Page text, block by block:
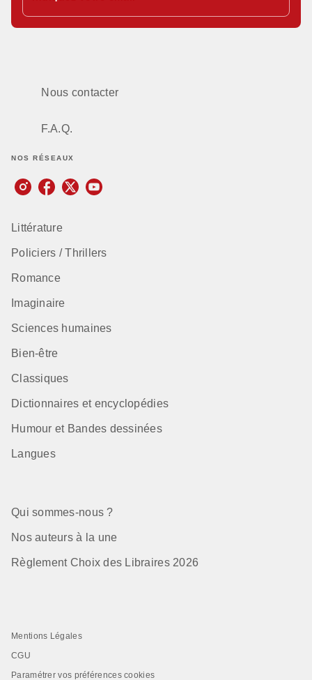
Nous contacter
F.A.Q.
NOS RÉSEAUX
Littérature
Policiers / Thrillers
Romance
Imaginaire
Sciences humaines
Bien-être
Classiques
Dictionnaires et encyclopédies
Humour et Bandes dessinées
Langues
Qui sommes-nous ?
Nos auteurs à la une
Règlement Choix des Libraires 2026
Mentions Légales
CGU
Paramétrer vos préférences cookies